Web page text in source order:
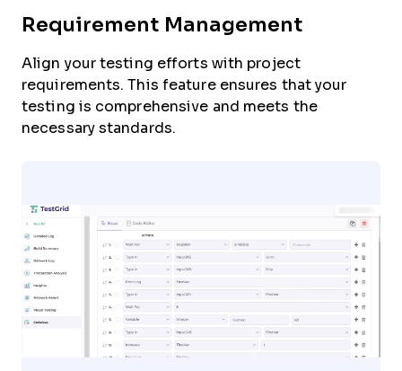
Requirement Management
Align your testing efforts with project
requirements. This feature ensures that your
testing is comprehensive and meets the
necessary standards.